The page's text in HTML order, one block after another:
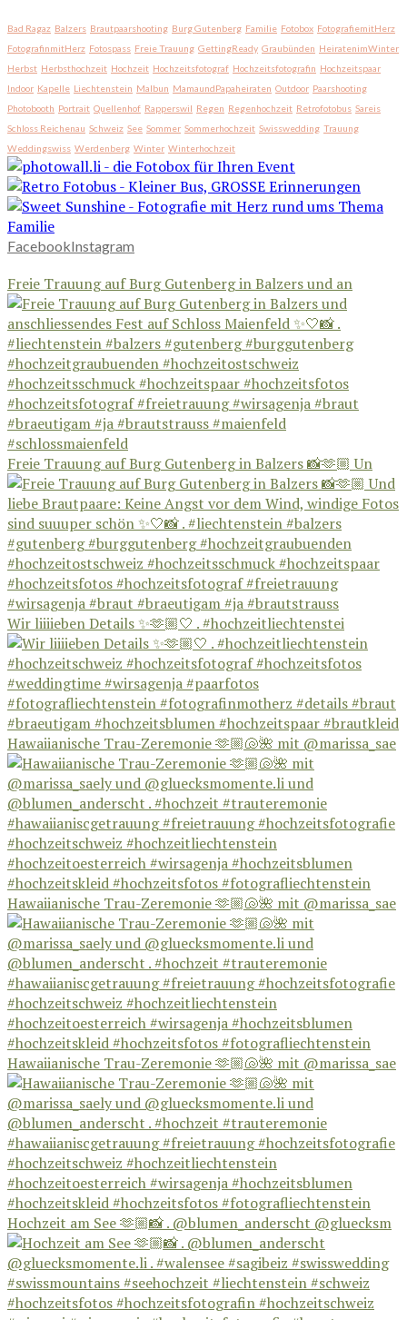
Bad Ragaz Balzers Brautpaarshooting Burg Gutenberg Familie Fotobox FotografiemitHerz
FotografinmitHerz Fotospass Freie Trauung GettingReady Graubünden HeiratenimWinter
Herbst Herbsthochzeit Hochzeit Hochzeitsfotograf Hochzeitsfotografin Hochzeitspaar
Indoor Kapelle Liechtenstein Malbun MamaundPapaheiraten Outdoor Paarshooting
Photobooth Portrait Quellenhof Rapperswil Regen Regenhochzeit Retrofotobus Sareis
Schloss Reichenau Schweiz See Sommer Sommerhochzeit Swisswedding Trauung
Weddingswiss Werdenberg Winter Winterhochzeit
FacebookInstagram
Freie Trauung auf Burg Gutenberg in Balzers und an
Freie Trauung auf Burg Gutenberg in Balzers 📸🫶🏼 Un
Wir liiiieben Details ✨🫶🏼🤍 . #hochzeitliechtenstei
Hawaiianische Trau-Zeremonie 🫶🏼🐚🌺 mit @marissa_sae
Hawaiianische Trau-Zeremonie 🫶🏼🐚🌺 mit @marissa_sae
Hawaiianische Trau-Zeremonie 🫶🏼🐚🌺 mit @marissa_sae
Hochzeit am See 🫶🏼📸 . @blumen_anderscht @gluecksm